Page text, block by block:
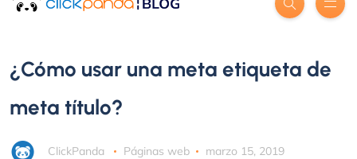
¿Cómo usar una meta etiqueta de
meta título?
ClickPanda Páginas web marzo 15, 2019